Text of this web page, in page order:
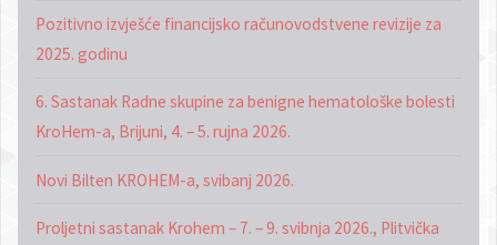
Pozitivno izvješće financijsko računovodstvene revizije za
2025. godinu
6. Sastanak Radne skupine za benigne hematološke bolesti
KroHem-a, Brijuni, 4. – 5. rujna 2026.
Novi Bilten KROHEM-a, svibanj 2026.
Proljetni sastanak Krohem – 7. – 9. svibnja 2026., Plitvička